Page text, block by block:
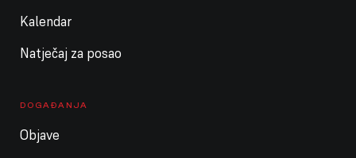
Kalendar
Natječaj za posao
DOGAĐANJA
Objave